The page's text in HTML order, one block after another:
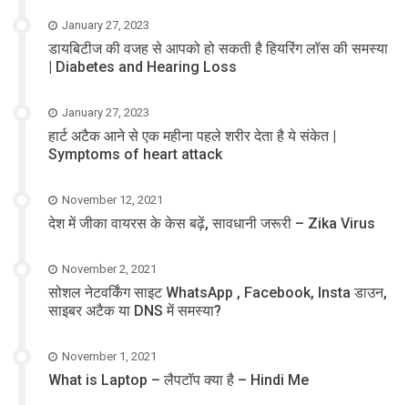
January 27, 2023
डायबिटीज की वजह से आपको हो सकती है हियरिंग लॉस की समस्या
| Diabetes and Hearing Loss
January 27, 2023
हार्ट अटैक आने से एक महीना पहले शरीर देता है ये संकेत |
Symptoms of heart attack
November 12, 2021
देश में जीका वायरस के केस बढ़ें, सावधानी जरूरी – Zika Virus
November 2, 2021
सोशल नेटवर्किंग साइट WhatsApp , Facebook, Insta डाउन,
साइबर अटैक या DNS में समस्या?
November 1, 2021
What is Laptop – लैपटॉप क्या है – Hindi Me